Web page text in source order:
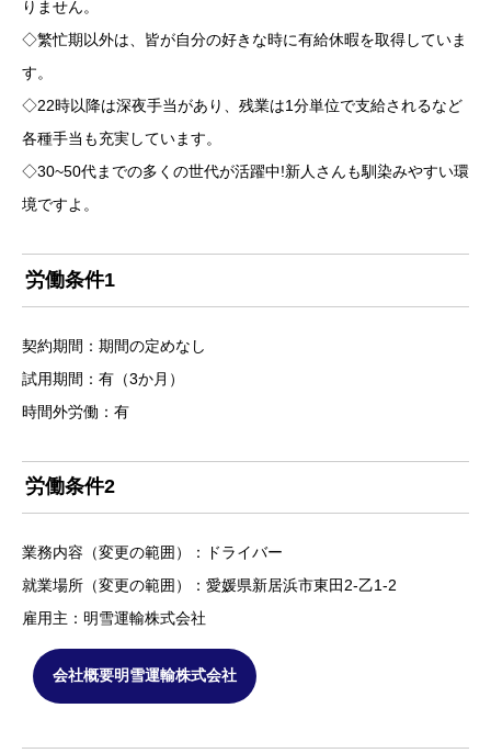
りません。
◇繁忙期以外は、皆が自分の好きな時に有給休暇を取得していま
す。
◇22時以降は深夜手当があり、残業は1分単位で支給されるなど
各種手当も充実しています。
◇30~50代までの多くの世代が活躍中!新人さんも馴染みやすい環
境ですよ。
労働条件1
契約期間：期間の定めなし
試用期間：有（3か月）
時間外労働：有
労働条件2
業務内容（変更の範囲）：ドライバー
就業場所（変更の範囲）：愛媛県新居浜市東田2-乙1-2
雇用主：明雪運輸株式会社
会社概要明雪運輸株式会社